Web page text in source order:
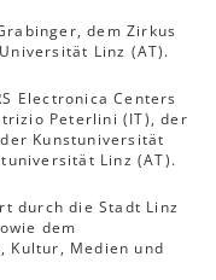
dem Zirkus
Linz (AT).
Electronica Centers
Peterlini (IT), der
Kunstuniversität
Linz (AT).
durch die Stadt Linz
dem
Kultur, Medien und